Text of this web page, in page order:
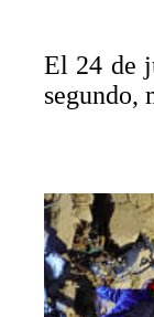
El 24 de
segundo,